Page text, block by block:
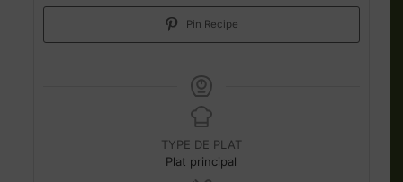
Pin Recipe
TYPE DE PLAT
Plat principal